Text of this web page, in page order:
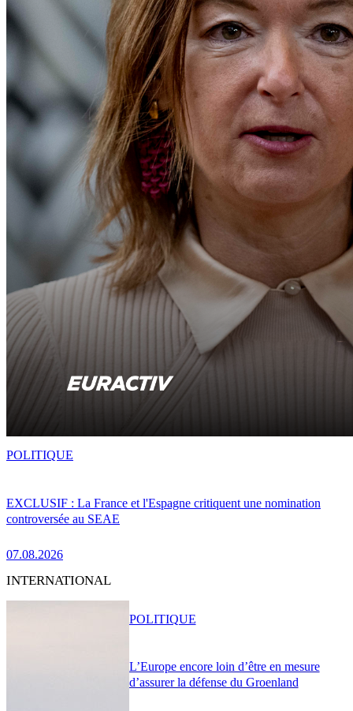
EXCLUSIF : La France et l'Espagne critiquent une nomination
controversée au SEAE
07.08.2026
POLITIQUE
INTERNATIONAL
L’Europe encore loin d’être en mesure
d’assurer la défense du Groenland
POLITIQUE